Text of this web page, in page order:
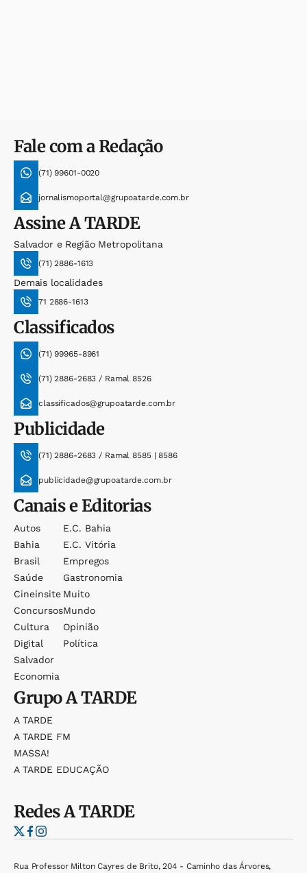
Fale com a Redação
(71) 99601-0020
jornalismoportal@grupoatarde.com.br
AssineA TARDE
Salvador e Região Metropolitana
(71) 2886-1613
Demais localidades
71 2886-1613
Classificados
(71) 99965-8961
(71) 2886-2683 / Ramal 8526
classificados@grupoatarde.com.br
Publicidade
(71) 2886-2683 / Ramal 8585 | 8586
publicidade@grupoatarde.com.br
Canais e Editorias
Autos
Bahia
Brasil
Saúde
Cineinsite
Concursos
Cultura
Digital
Salvador
Economia
E.c. Bahia
E.c. Vitória
Empregos
Gastronomia
Muito
Mundo
Opinião
Política
GrupoA TARDE
A TARDE
A TARDE FM
MASSA!
A TARDE EDUCAÇÃO
RedesA TARDE
Rua Professor Milton Cayres de Brito, 204 - Caminho das Árvores,